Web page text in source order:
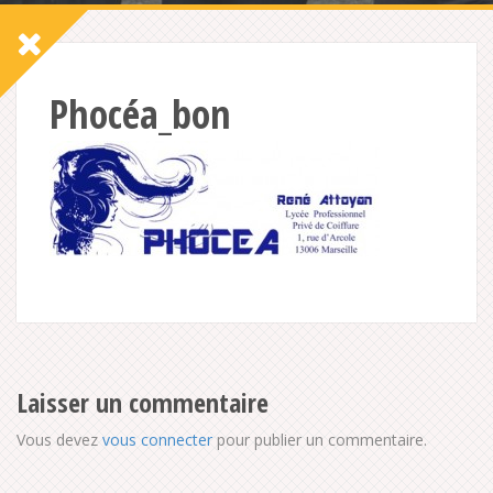
Phocéa_bon
Laisser un commentaire
Vous devez vous connecter pour publier un commentaire.